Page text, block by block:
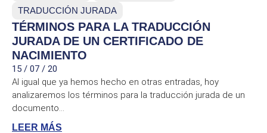
TRADUCCIÓN JURADA
TÉRMINOS PARA LA TRADUCCIÓN
JURADA DE UN CERTIFICADO DE
NACIMIENTO
15 / 07 / 20
Al igual que ya hemos hecho en otras entradas, hoy
analizaremos los términos para la traducción jurada de un
documento...
LEER MÁS